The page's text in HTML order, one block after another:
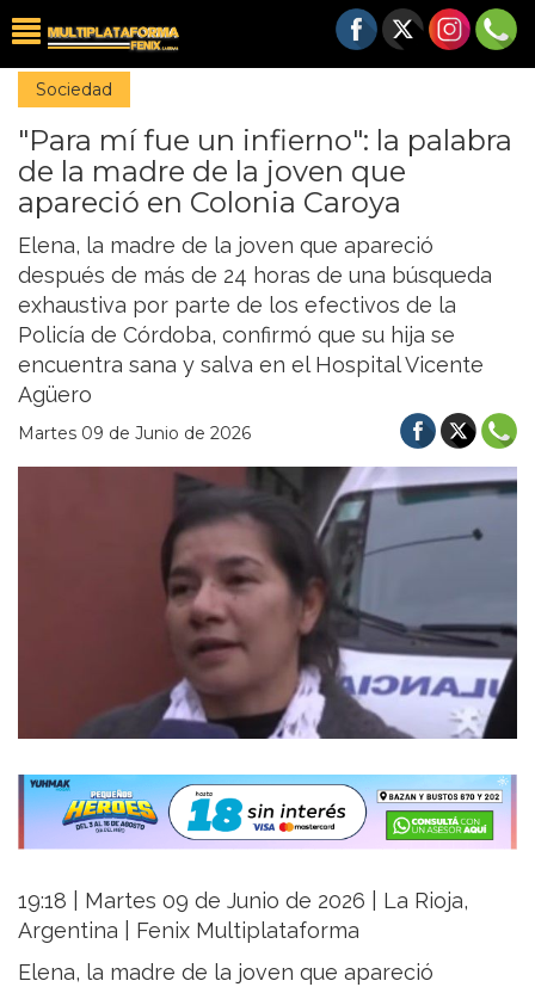
Sociedad
"Para mí fue un infierno": la palabra
de la madre de la joven que
apareció en Colonia Caroya
Elena, la madre de la joven que apareció
después de más de 24 horas de una búsqueda
exhaustiva por parte de los efectivos de la
Policía de Córdoba, confirmó que su hija se
encuentra sana y salva en el Hospital Vicente
Agüero
Martes 09 de Junio de 2026
19:18 | Martes 09 de Junio de 2026 | La Rioja,
Argentina | Fenix Multiplataforma
Elena, la madre de la joven que apareció